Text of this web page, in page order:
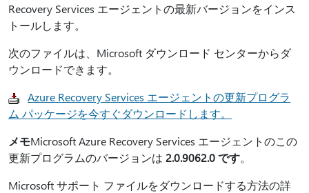
Recovery Services エージェントの最新バージョンをインス
トールします。
次のファイルは、Microsoft ダウンロード センターからダ
ウンロードできます。
Azure Recovery Services エージェントの更新プログラ
ム パッケージを今すぐダウンロードします。
メモMicrosoft Azure Recovery Services エージェントのこの
更新プログラムのバージョンは 2.0.9062.0 です。
Microsoft サポート ファイルをダウンロードする方法の詳